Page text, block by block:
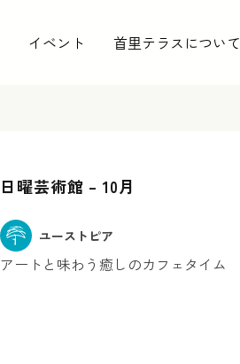
イベント 首里テラスについて
日曜芸術館 – 10月
ユーストピア
アートと味わう癒しのカフェタイム